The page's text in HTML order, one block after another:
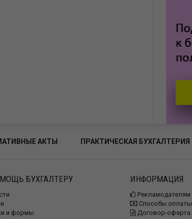
АКТЫ ПРАКТИЧЕСКАЯ БУХГАЛТЕРИЯ
БУХГАЛТЕРУ
и формы
ИНФОРМАЦИЯ
Рекламодателям
Способы оплаты
Договор-оферта